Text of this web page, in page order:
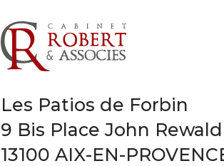
Les Patios de Forbin
9 Bis Place John Rewald
13100 AIX-EN-